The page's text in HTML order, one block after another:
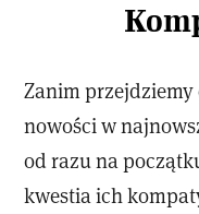
Zanim przejdziemy
nowości w
od razu na
kwestia ich